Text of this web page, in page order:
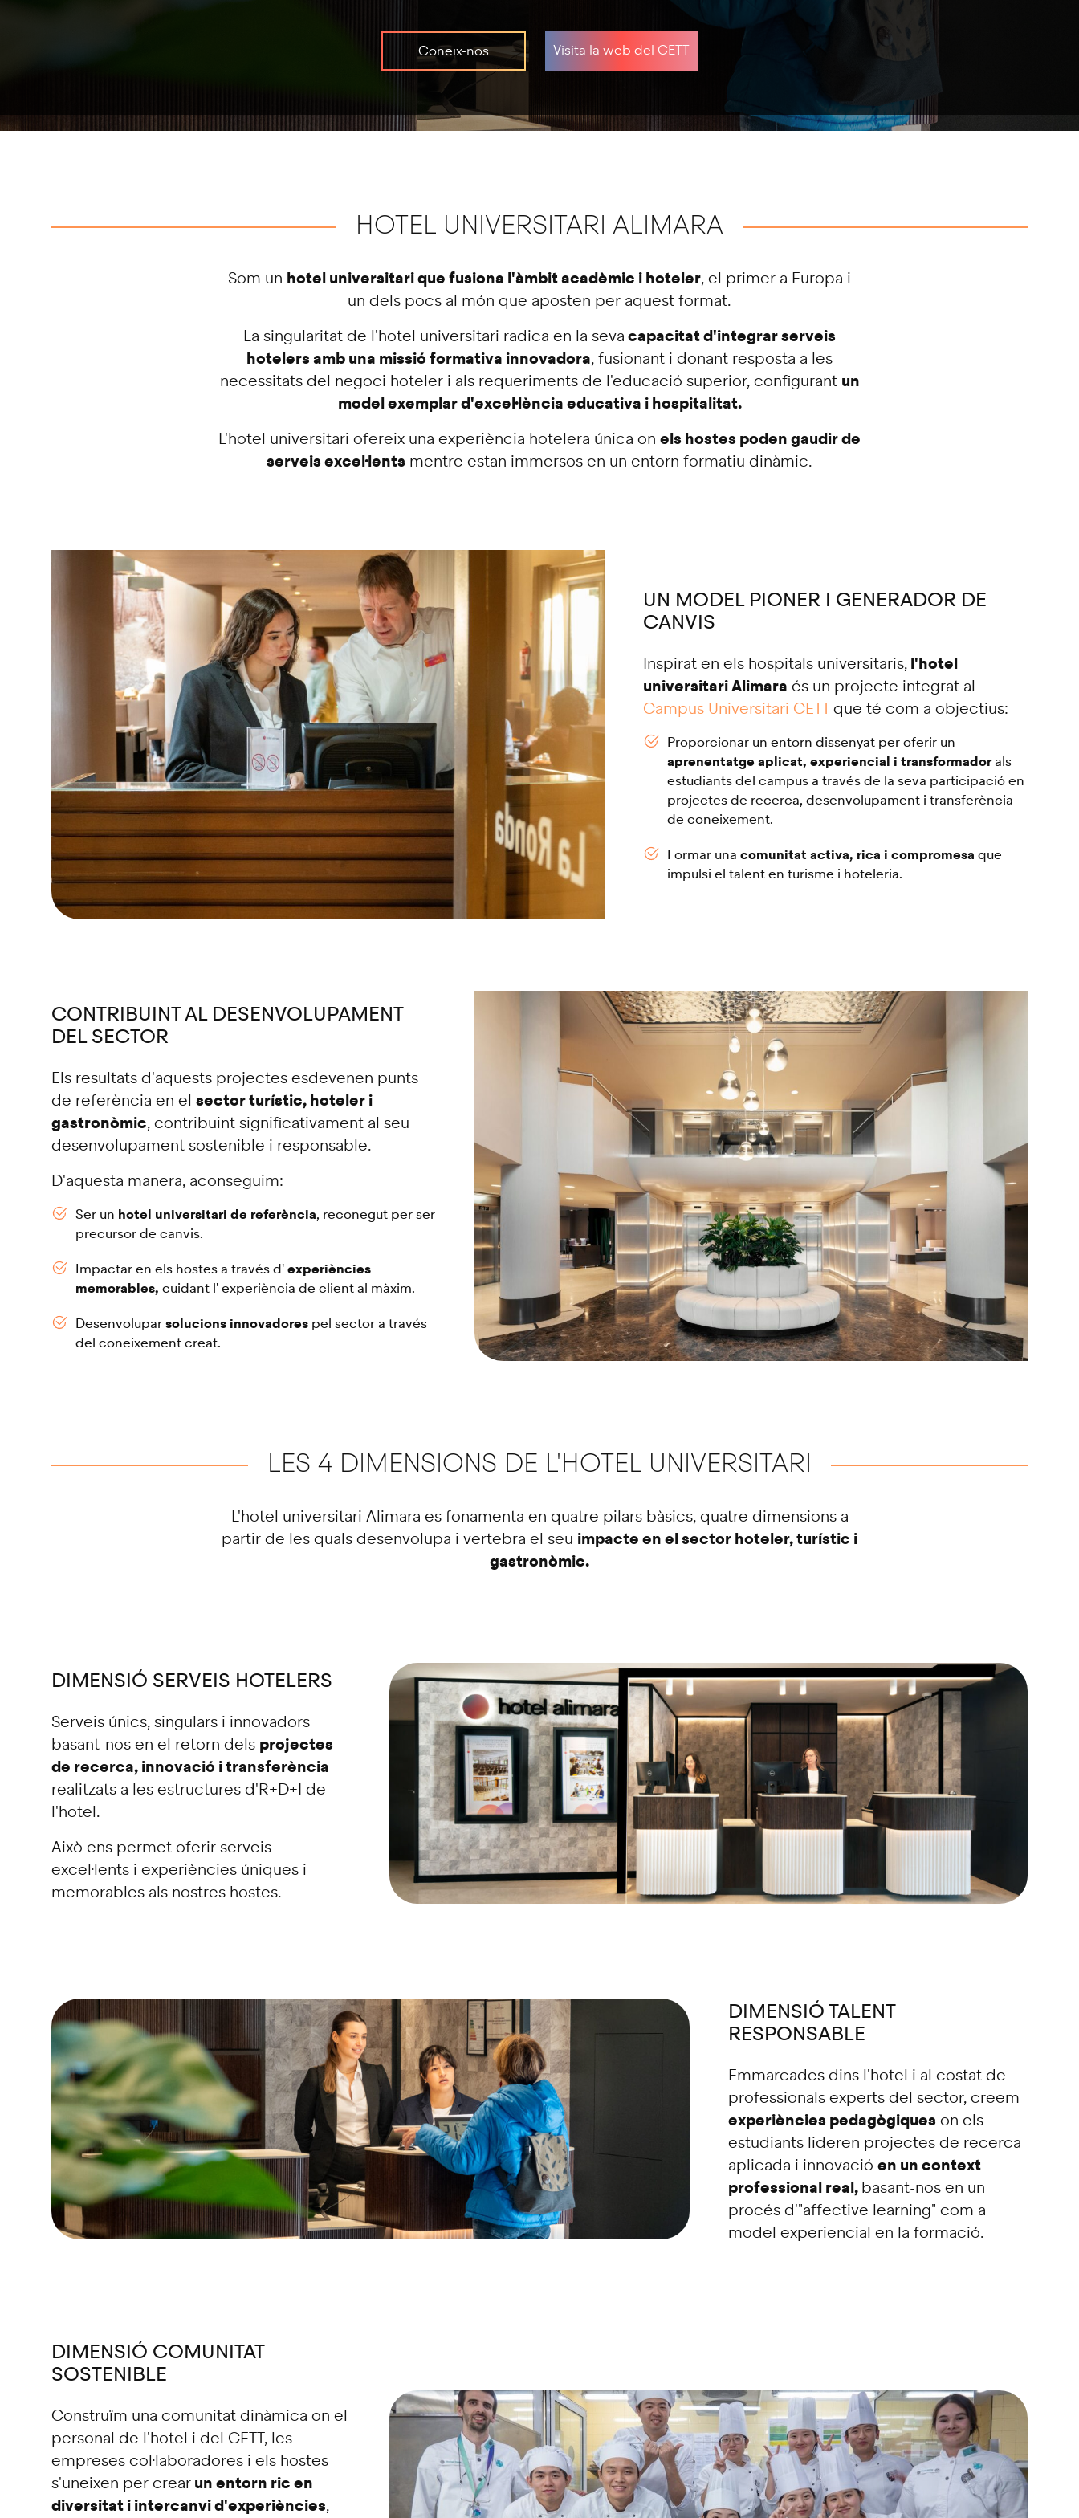
shortcuts
changing
Coneix-nos Visita la web del CETT
HOTEL UNIVERSITARI ALIMARA
Som un hotel universitari que fusiona l'àmbit acadèmic i hoteler, el primer a Europa i
un dels pocs al món que aposten per aquest format.
La singularitat de l'hotel universitari radica en la seva capacitat d'integrar serveis
hotelers amb una missió formativa innovadora, fusionant i donant resposta a les
necessitats del negoci hoteler i als requeriments de l'educació superior, configurant un
model exemplar d'excel·lència educativa i hospitalitat.
L'hotel universitari ofereix una experiència hotelera única on els hostes poden gaudir de
serveis excel·lents mentre estan immersos en un entorn formatiu dinàmic.
UN MODEL PIONER I GENERADOR DE
CANVIS
Inspirat en els hospitals universitaris, l'hotel
universitari Alimara és un projecte integrat al
Campus Universitari CETTque té com a objectius:
Proporcionar un entorn dissenyat per oferir un
aprenentatge aplicat, experiencial i transformadorals
estudiants del campus a través de la seva participació en
projectes de recerca, desenvolupament i transferència
de coneixement.
Formar unacomunitat activa, rica i compromesa que
impulsi el talent en turisme i hoteleria.
CONTRIBUINT AL DESENVOLUPAMENT
DEL SECTOR
Els resultats d'aquests projectes esdevenen punts
de referència en el sector turístic, hoteler i
gastronòmic, contribuint significativament al seu
desenvolupament sostenible i responsable.
D'aquesta manera, aconseguim:
Ser un hotel universitari de referència, reconegut per ser
precursor de canvis.
Impactar en els hostes a través d' experiències
memorables, cuidant l' experiència de client al màxim.
Desenvolupar solucions innovadores pel sector a través
del coneixement creat.
LES 4 DIMENSIONS DE L'HOTEL UNIVERSITARI
L'hotel universitari Alimara es fonamenta en quatre pilars bàsics, quatre dimensions a
partir de les quals desenvolupa i vertebra el seu impacte en el sector hoteler, turístic i
gastronòmic.
DIMENSIÓ SERVEIS HOTELERS
Serveis únics, singulars i innovadors
basant-nos en el retorn dels projectes
de recerca, innovació i transferència
realitzats a les estructures d'R+D+I de
l'hotel.
Això ens permet oferir serveis
excel·lents i experiències úniques i
memorables als nostres hostes.
DIMENSIÓ TALENT
RESPONSABLE
Emmarcades dins l'hotel i al costat de
professionals experts del sector, creem
experiències pedagògiqueson els
estudiants lideren projectes de recerca
aplicada i innovació en un context
professional real, basant-nos en un
procés d'"affective learning" com a
model experiencial en la formació.
DIMENSIÓ COMUNITAT
SOSTENIBLE
Construïm una comunitat dinàmica on el
personal de l'hotel i del CETT, les
empreses col·laboradores i els hostes
s'uneixen per crear un entorn ric en
diversitat i intercanvi d'experiències,